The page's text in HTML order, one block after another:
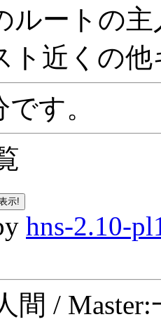
ートの主
ト近くの
す。
hns-2.10-
間 /